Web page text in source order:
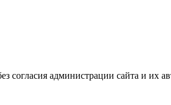
согласия администрации сайта и их